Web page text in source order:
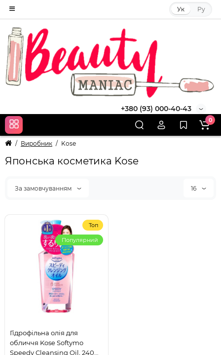
Ук Ру
+380 (93) 000-40-43
0
Виробник Kose
Японська косметика Kose
За замовчуванням 16
Топ
Популярний
Гідрофільна олія для
обличчя Kose Softymo
Speedy Cleansing Oil, 240